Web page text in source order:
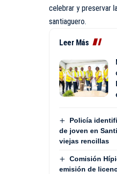
celebrar y preservar
santiaguero.
Leer Más
Policía
de joven en
viejas rencillas
Comisión
emisión de